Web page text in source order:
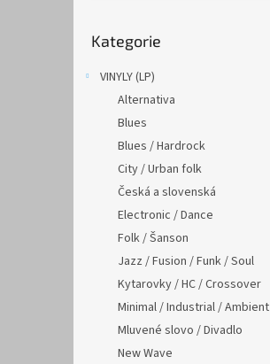
kategorie
Kategorie
VINYLY (LP)
Alternativa
Blues
Blues / Hardrock
City / Urban folk
Česká a slovenská
Electronic / Dance
Folk / Šanson
Jazz / Fusion / Funk / Soul
Kytarovky / HC / Crossover
Minimal / Industrial / Ambient
Mluvené slovo / Divadlo
New Wave